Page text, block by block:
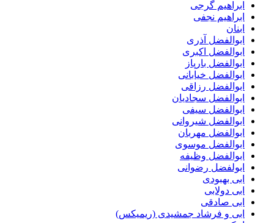
ابراهیم گرجی
ابراهیم نجفی
ابنان
ابوالفضل آذری
ابوالفضل اکبری
ابوالفضل بارپاز
ابوالفضل خیابانی
ابوالفضل رزاقی
ابوالفضل سجادیان
ابوالفضل سیفی
ابوالفضل شیروانی
ابوالفضل مهربان
ابوالفضل موسوی
ابوالفضل وظیفه
ابولفضل رضوانی
ابی بهبودی
ابی دولابی
ابی صادقی
ابی و فرشاد جمشیدی (ریمیکس)